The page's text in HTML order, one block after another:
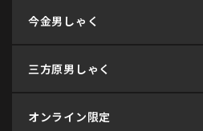
今金男しゃく
三方原男しゃく
オンライン限定